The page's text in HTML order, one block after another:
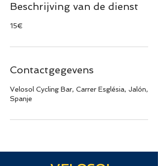
Beschrijving van de dienst
15€
Contactgegevens
Velosol Cycling Bar, Carrer Església, Jalón,
Spanje